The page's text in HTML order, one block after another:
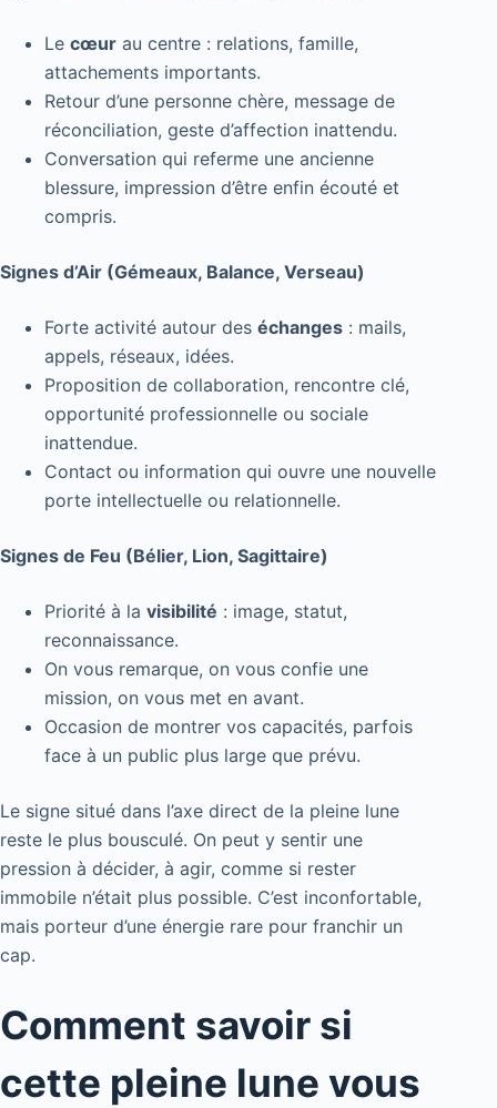
Le cœur au centre : relations, famille,
attachements importants.
Retour d’une personne chère, message de
réconciliation, geste d’affection inattendu.
Conversation qui referme une ancienne
blessure, impression d’être enfin écouté et
compris.
Signes d’Air (Gémeaux, Balance, Verseau)
Forte activité autour des échanges : mails,
appels, réseaux, idées.
Proposition de collaboration, rencontre clé,
opportunité professionnelle ou sociale
inattendue.
Contact ou information qui ouvre une nouvelle
porte intellectuelle ou relationnelle.
Signes de Feu (Bélier, Lion, Sagittaire)
Priorité à la visibilité : image, statut,
reconnaissance.
On vous remarque, on vous confie une
mission, on vous met en avant.
Occasion de montrer vos capacités, parfois
face à un public plus large que prévu.
Le signe situé dans l’axe direct de la pleine lune
reste le plus bousculé. On peut y sentir une
pression à décider, à agir, comme si rester
immobile n’était plus possible. C’est inconfortable,
mais porteur d’une énergie rare pour franchir un
cap.
Comment savoir si
cette pleine lune vous